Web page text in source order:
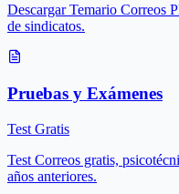
Descargar Temario Correos
de sindicatos.
Pruebas y Exámenes
Test Gratis
Test Correos gratis,
años anteriores.